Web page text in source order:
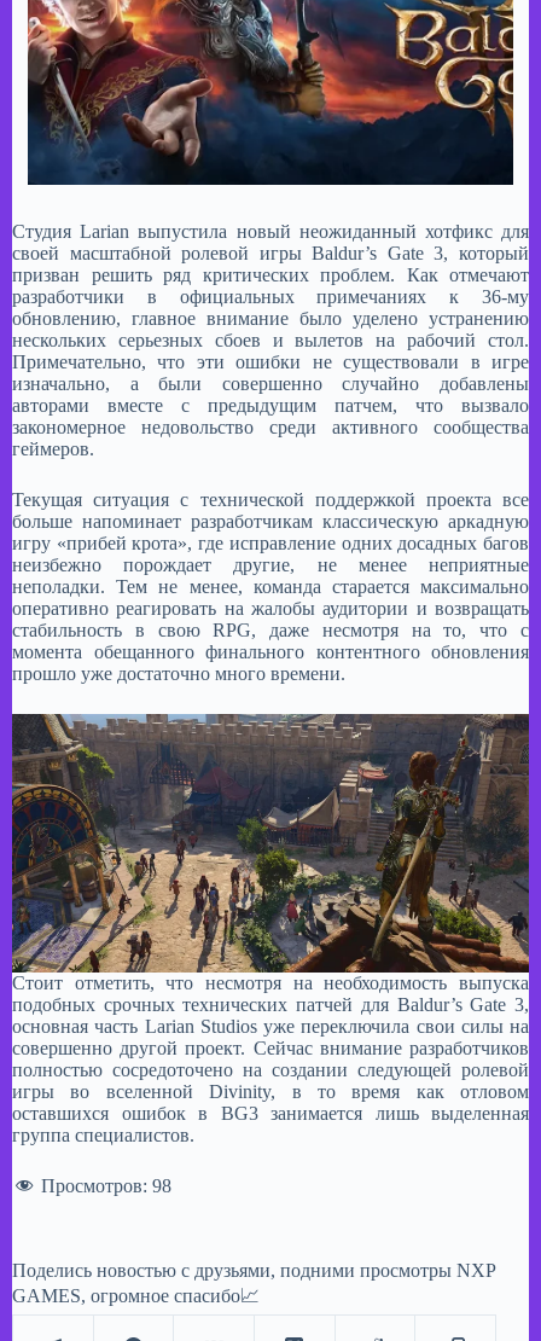
Студия Larian выпустила новый неожиданный хотфикс для
своей масштабной ролевой игры Baldur’s Gate 3, который
призван решить ряд критических проблем. Как отмечают
разработчики в официальных примечаниях к 36-му
обновлению, главное внимание было уделено устранению
нескольких серьезных сбоев и вылетов на рабочий стол.
Примечательно, что эти ошибки не существовали в игре
изначально, а были совершенно случайно добавлены
авторами вместе с предыдущим патчем, что вызвало
закономерное недовольство среди активного сообщества
геймеров.
Текущая ситуация с технической поддержкой проекта все
больше напоминает разработчикам классическую аркадную
игру «прибей крота», где исправление одних досадных багов
неизбежно порождает другие, не менее неприятные
неполадки. Тем не менее, команда старается максимально
оперативно реагировать на жалобы аудитории и возвращать
стабильность в свою RPG, даже несмотря на то, что с
момента обещанного финального контентного обновления
прошло уже достаточно много времени.
Стоит отметить, что несмотря на необходимость выпуска
подобных срочных технических патчей для Baldur’s Gate 3,
основная часть Larian Studios уже переключила свои силы на
совершенно другой проект. Сейчас внимание разработчиков
полностью сосредоточено на создании следующей ролевой
игры во вселенной Divinity, в то время как отловом
оставшихся ошибок в BG3 занимается лишь выделенная
группа специалистов.
Просмотров: 98
Поделись новостью с друзьями, подними просмотры NXP
GAMES, огромное спасибо📈